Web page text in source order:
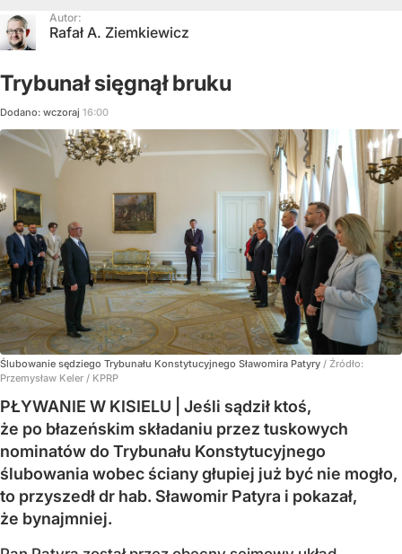
Autor:
Rafał A. Ziemkiewicz
Trybunał sięgnął bruku
Dodano: wczoraj 16:00
Ślubowanie sędziego Trybunału Konstytucyjnego Sławomira Patyry / Źródło:
Przemysław Keler / KPRP
PŁYWANIE W KISIELU | Jeśli sądził ktoś,
że po błazeńskim składaniu przez tuskowych
nominatów do Trybunału Konstytucyjnego
ślubowania wobec ściany głupiej już być nie mogło,
to przyszedł dr hab. Sławomir Patyra i pokazał,
że bynajmniej.